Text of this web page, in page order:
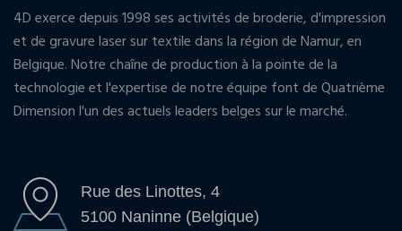
4D exerce depuis 1998 ses activités de broderie, d'impression
et de gravure laser sur textile dans la région de Namur, en
Belgique. Notre chaîne de production à la pointe de la
technologie et l'expertise de notre équipe font de Quatrième
Dimension l'un des actuels leaders belges sur le marché.
Rue des Linottes, 4
5100 Naninne (Belgique)